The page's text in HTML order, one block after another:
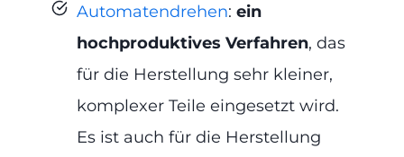
Automatendrehen:ein
hochproduktives Verfahren, das
für die Herstellung sehr kleiner,
komplexer Teile eingesetzt wird.
Es ist auch für die Herstellung